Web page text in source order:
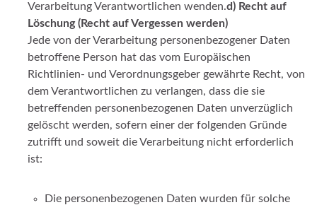
Verarbeitung Verantwortlichen wenden.d) Recht auf
Löschung (Recht auf Vergessen werden)
Jede von der Verarbeitung personenbezogener Daten
betroffene Person hat das vom Europäischen
Richtlinien- und Verordnungsgeber gewährte Recht, von
dem Verantwortlichen zu verlangen, dass die sie
betreffenden personenbezogenen Daten unverzüglich
gelöscht werden, sofern einer der folgenden Gründe
zutrifft und soweit die Verarbeitung nicht erforderlich
ist:
Die personenbezogenen Daten wurden für solche